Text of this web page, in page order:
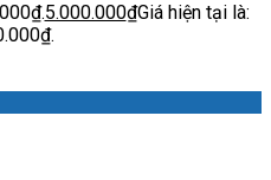
5.000.000₫Giá hiện tại là: